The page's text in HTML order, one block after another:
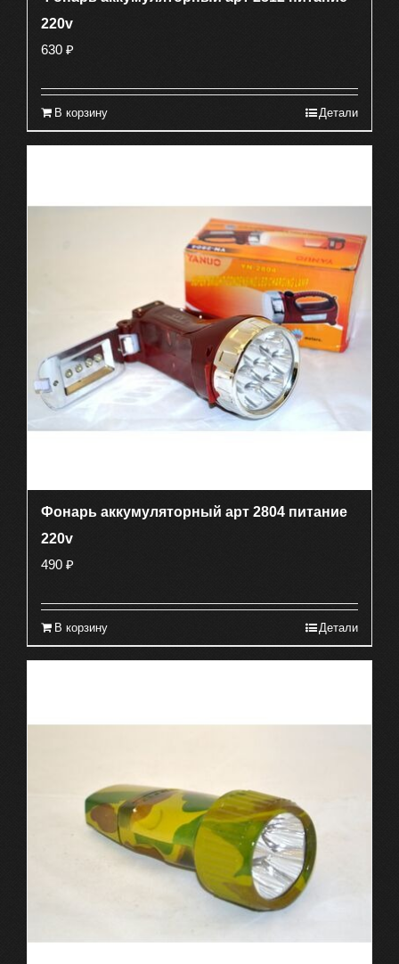
220v
630 ₽
В корзину Детали
Фонарь аккумуляторный арт 2804 питание
220v
490 ₽
В корзину Детали